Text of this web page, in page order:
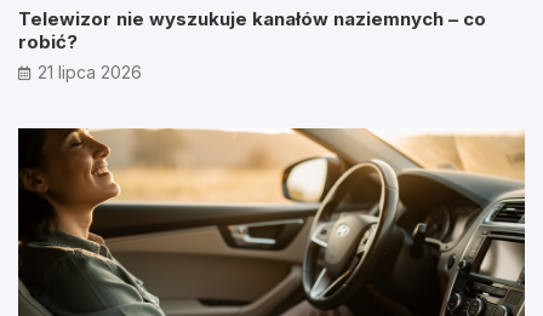
Telewizor nie wyszukuje kanałów naziemnych – co
robić?
21 lipca 2026